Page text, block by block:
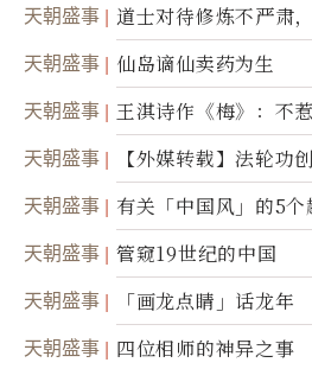
天朝盛事 道士对待修炼不严肃
天朝盛事 仙岛谪仙卖药为生
天朝盛事 王淇诗作《梅》：不
天朝盛事
【外媒转载】法轮功
事
天朝盛事 有关「中国风」的5个
天朝盛事 管窥19世纪的中国
天朝盛事 「画龙点睛」话龙年
天朝盛事 四位相师的神异之事